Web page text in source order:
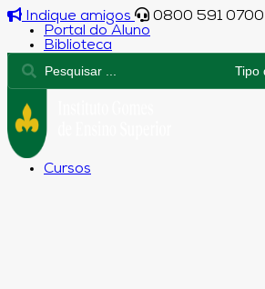
Indique amigos
0800 591 0700
Portal do Aluno
Biblioteca
Cursos